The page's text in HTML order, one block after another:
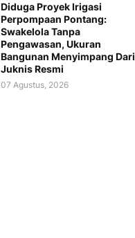
Diduga Proyek Irigasi
Perpompaan Pontang:
Swakelola Tanpa
Pengawasan, Ukuran
Bangunan Menyimpang Dari
Juknis Resmi
07 Agustus, 2026